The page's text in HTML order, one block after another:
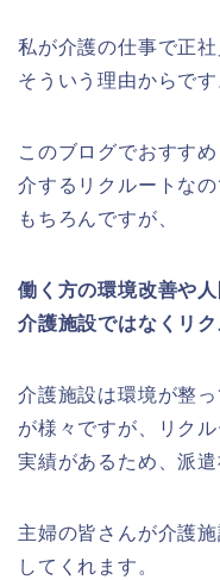
私が介護の仕事で正
そういう理由からです
このブログでおすす
介するリクルートな
もちろんですが、
働く方の環境改善や
介護施設ではなくリ
介護施設は環境が整
が様々ですが、リク
実績があるため、派
主婦の皆さんが介護
してくれます。